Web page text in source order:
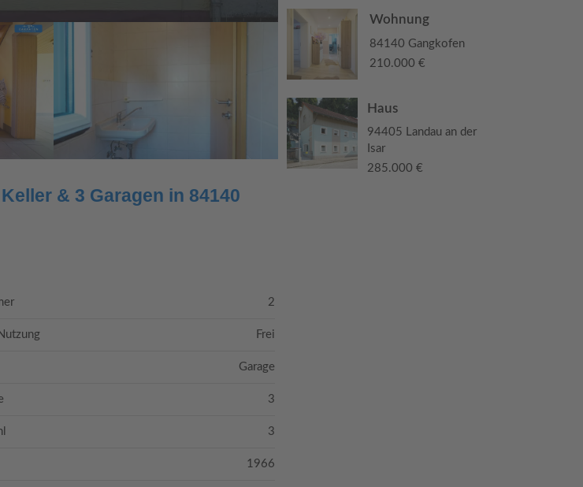
& 3 Garagen in 84140
2
Frei
Garage
3
3
1966
Wohnung
84140 Gangkofen
210.000 €
Haus
94405 Landau an der
Isar
285.000 €